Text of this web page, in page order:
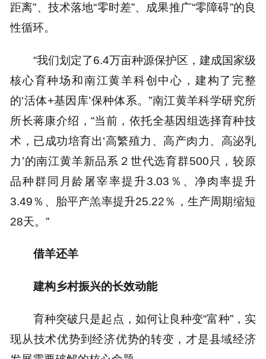
距离”、技术落地“零时差”、成果推广“零障碍”的良
性循环。
“我们划定了6.4万亩种源保护区，建成国家级
核心育种场和南江黄羊科创中心，建构了完整
的‘活体+基因库’保种体系。”南江黄羊科学研究所
所长蒋康介绍，“当前，依托全基因组选择育种技
术，已成功培育出‘高繁殖力、高产肉力、高泌乳
力’的南江黄羊新品系２世代选育群500只，较原
品种群同月龄屠宰率提升3.03％、净肉率提升
3.49％、胎平产羔率提升25.22％，生产周期缩短
28天。”
借羊还羊
建构乡村振兴的长效动能
育种突破只是起点，如何让良种变“富种”，实
现从技术优势到经济优势的转变，才是县域经济